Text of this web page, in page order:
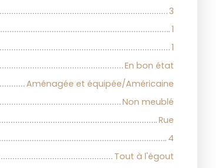
3
1
1
En bon état
Aménagée et équipée/Américaine
Non meublé
Rue
4
Tout à l'égout